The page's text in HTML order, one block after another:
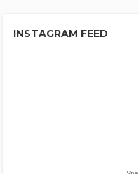
INSTAGRAM FEED